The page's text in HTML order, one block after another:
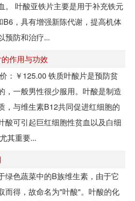
。 叶酸亚铁片主要是用于补充铁元
，具有增强新陈代谢，提高机体
预防和治疗...
作用与功效
：￥125.00 铁质叶酸片是预防贫
，一般男性很少服用。叶酸是制造
，与维生素B12共同促进红细胞的
酸可引起巨红细胞性贫血以及白细
其重要...
绿色蔬菜中的B族维生素，由于它
而得，故命名为"叶酸"。叶酸的化